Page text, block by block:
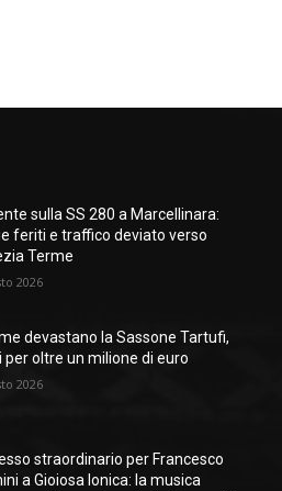
sulla SS 280 a Marcellinara:
feriti e traffico deviato verso
Terme
2026
devastano la Sassone Tartufi,
per oltre un milione di euro
2026
straordinario per Francesco
a Gioiosa Ionica: la musica